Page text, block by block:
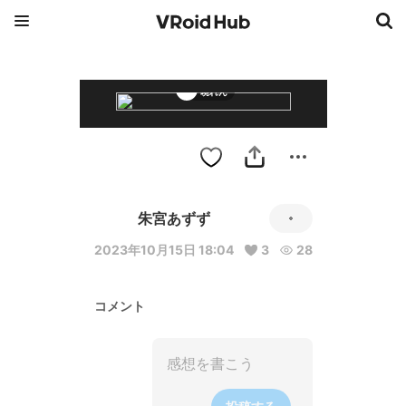
暁れん
朱宮あずず
2023年10月15日 18:04 3 28
コメント